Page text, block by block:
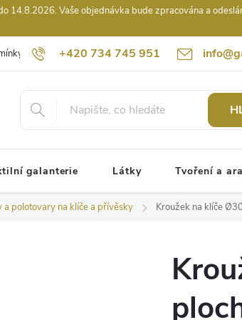
14.8.2026. Vaše objednávka bude zpracována a
+420 734 745 951
Podmínky ochrany osobních údajů
galanterie Látky Tvoření a
a polotovary na klíče a přívěsky Kroužek na klíče